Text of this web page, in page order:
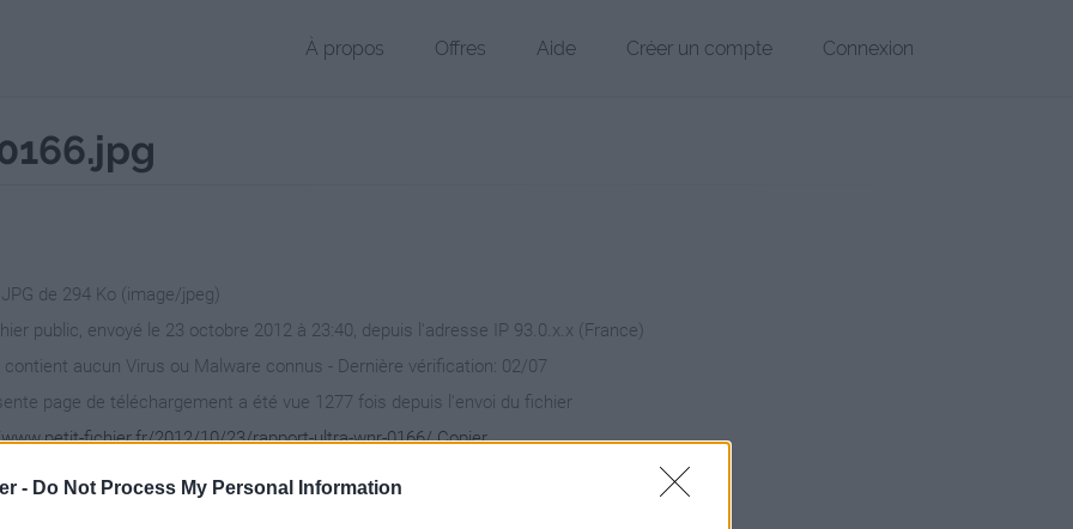
- Do Not Process My Personal Information
À propos Offres Aide Créer un compte Connexion
de 294 Ko (image/jpeg)
public, envoyé le 23 octobre 2012 à 23:40, depuis l'adresse IP 93.0.x.x (France)
contient aucun Virus ou Malware connus - Dernière vérification: 02/07
page de téléchargement a été vue 1277 fois depuis l'envoi du fichier
fichier.fr/2012/10/23/rapport-ultra-wnr-0166/ Copier